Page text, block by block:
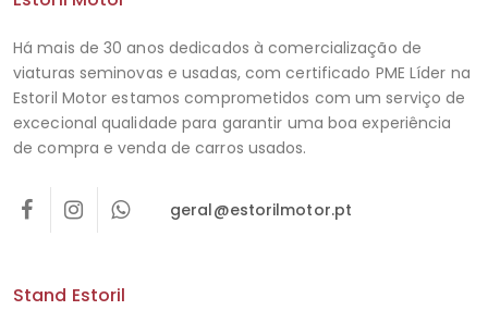
Há mais de 30 anos dedicados à comercialização de
viaturas seminovas e usadas, com certificado PME Líder na
Estoril Motor estamos comprometidos com um serviço de
excecional qualidade para garantir uma boa experiência
de compra e venda de carros usados.
geral@estorilmotor.pt
Stand Estoril